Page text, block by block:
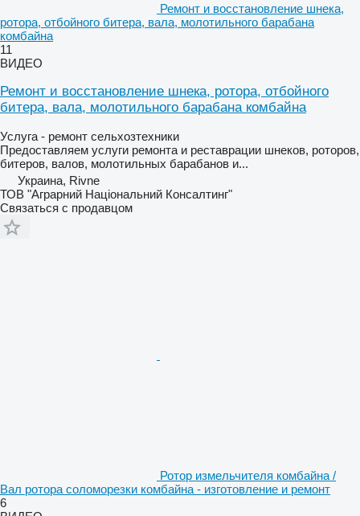
Ремонт и восстановление шнека,
ротора, отбойного битера, вала, молотильного барабана
комбайна
11
ВИДЕО
Ремонт и восстановление шнека, ротора, отбойного
битера, вала, молотильного барабана комбайна
Услуга - ремонт сельхозтехники
Предоставляем услуги ремонта и реставрации шнеков, роторов,
битеров, валов, молотильных барабанов и...
Украина, Rivne
ТОВ "Аграрний Національний Консалтинг"
Связаться с продавцом
Ротор измельчителя комбайна /
Вал ротора соломорезки комбайна - изготовление и ремонт
6